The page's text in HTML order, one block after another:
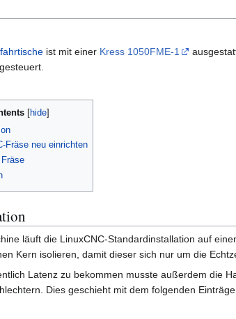
ist mit einer Kress 1050FME-1
gesteuert.
Fräse neu einrichten
läuft die LinuxCNC-Standardinstallation auf
Kern isolieren, damit dieser sich nur um die
Latenz zu bekommen musste außerdem die
Dies geschieht mit dem folgenden